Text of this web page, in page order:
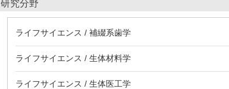
研究分野
ライフサイエンス / 補綴系歯学
ライフサイエンス / 生体材料学
ライフサイエンス / 生体医工学